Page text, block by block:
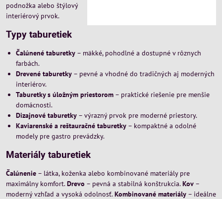
podnožka alebo štýlový
interiérový prvok.
Typy taburetiek
Čalúnené taburetky – mäkké, pohodlné a dostupné v rôznych
farbách.
Drevené taburetky – pevné a vhodné do tradičných aj moderných
interiérov.
Taburetky s úložným priestorom – praktické riešenie pre menšie
domácnosti.
Dizajnové taburetky – výrazný prvok pre moderné priestory.
Kaviarenské a reštauračné taburetky – kompaktné a odolné
modely pre gastro prevádzky.
Materiály taburetiek
Čalúnenie – látka, koženka alebo kombinované materiály pre
maximálny komfort.Drevo – pevná a stabilná konštrukcia.Kov –
moderný vzhľad a vysoká odolnosť.Kombinované materiály – ideálne